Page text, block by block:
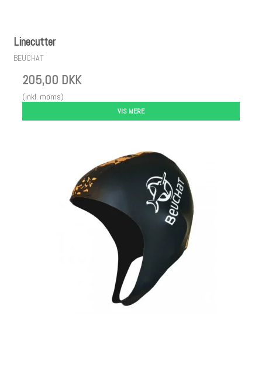
Linecutter
BEUCHAT
205,00 DKK
(inkl. moms)
VIS MERE